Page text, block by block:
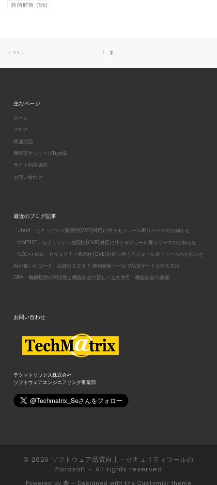
静的解析 (95)
Posts navigation
NEWER POSTS 1 2
主なページ
ホーム
ブログ
関連製品
機能安全シリーズTips集
サイト利用規約
お問い合わせ
最近のブログ記事
「Jtest」セキュリティ脆弱性(CVE)対応に伴うモジュール再リリースのお知らせ
「dotTEST」セキュリティ脆弱性(CVE)対応に伴うモジュール再リリースのお知らせ
「C/C++test」セキュリティ脆弱性(CVE)対応に伴うモジュール再リリースのお知らせ
AIが書いたコード、品質は大丈夫？ 静的解析ツールで品質ゲートを作る方法
CRA・機械規則の関係性と機能安全の正しい進め方①：機能安全の基礎
お問い合わせ
テクマトリックス株式会社
ソフトウェアエンジニアリング事業部
© 2026 ソフトウェア品質向上・セキュリティツールの
Parasoft – All rights reserved
Powered by – Designed with the Customizr theme